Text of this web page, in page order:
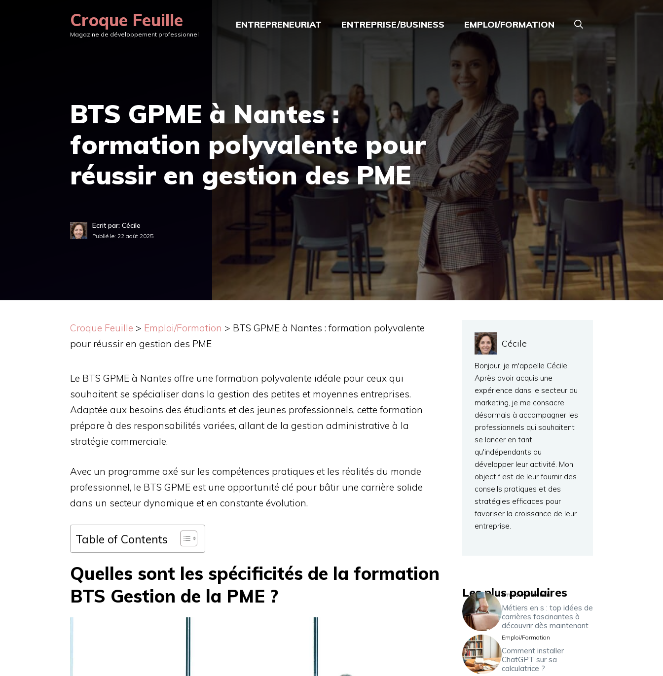
Croque Feuille
Magazine de développement professionnel
ENTREPRENEURIAT ENTREPRISE/BUSINESS EMPLOI/FORMATION
BTS GPME à Nantes :
formation polyvalente pour
réussir en gestion des PME
Ecrit par: Cécile
Publié le: 22 août 2025
Croque Feuille > Emploi/Formation > BTS GPME à Nantes : formation polyvalente
pour réussir en gestion des PME
Le BTS GPME à Nantes offre une formation polyvalente idéale pour ceux qui
souhaitent se spécialiser dans la gestion des petites et moyennes entreprises.
Adaptée aux besoins des étudiants et des jeunes professionnels, cette formation
prépare à des responsabilités variées, allant de la gestion administrative à la
stratégie commerciale.
Avec un programme axé sur les compétences pratiques et les réalités du monde
professionnel, le BTS GPME est une opportunité clé pour bâtir une carrière solide
dans un secteur dynamique et en constante évolution.
Table of Contents
Quelles sont les spécificités de la formation
BTS Gestion de la PME ?
Cécile
Bonjour, je m'appelle Cécile.
Après avoir acquis une
expérience dans le secteur du
marketing, je me consacre
désormais à accompagner les
professionnels qui souhaitent
se lancer en tant
qu'indépendants ou
développer leur activité. Mon
objectif est de leur fournir des
conseils pratiques et des
stratégies efficaces pour
favoriser la croissance de leur
entreprise.
Les plus populaires
Emploi/Formation
Métiers en s : top idées de
carrières fascinantes à
découvrir dès maintenant
Emploi/Formation
Comment installer
ChatGPT sur sa
calculatrice ?